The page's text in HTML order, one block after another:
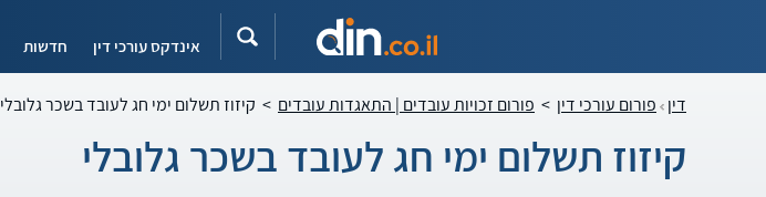
אינדקס עורכי דין חדשות
דין פורום עורכי דין > פורום זכויות עובדים | התאגדות עובדים > קיזוז תשלום ימי חג לעובד בשכר גלובלי
קיזוז תשלום ימי חג לעובד בשכר גלובלי